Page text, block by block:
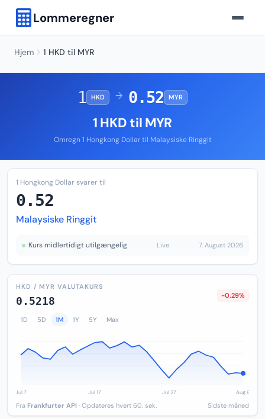
Lommeregner
Hjem 1 HKD til MYR
1 HKD → 0.52 MYR
1 HKD til MYR
Omregn 1 Hongkong Dollar til Malaysiske Ringgit
1 Hongkong Dollar svarer til
0.52
Malaysiske Ringgit
Kurs midlertidigt utilgængelig Live 7. August 2026
HKD / MYR VALUTAKURS
0.5218 -0.29%
1D 5D 1M 1Y 5Y Max
Fra Frankfurter API · Opdateres hvert 60. sek. Sidste måned